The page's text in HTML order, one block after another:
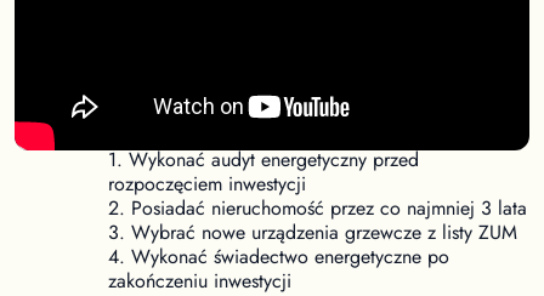
Powietrze. Aby uzyskać dofinansowanie należy:
1. Wykonać audyt energetyczny przed
rozpoczęciem inwestycji
2. Posiadać nieruchomość przez co najmniej 3 lata
3. Wybrać nowe urządzenia grzewcze z listy ZUM
4. Wykonać świadectwo energetyczne po
zakończeniu inwestycji